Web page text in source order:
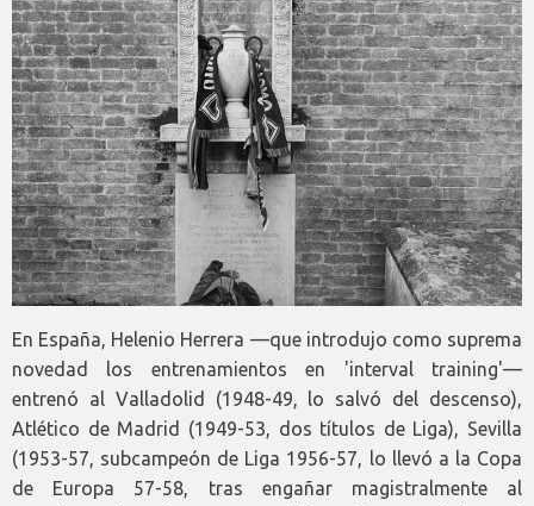
En España, Helenio Herrera —que introdujo como suprema
novedad los entrenamientos en 'interval training'—
entrenó al Valladolid (1948-49, lo salvó del descenso),
Atlético de Madrid (1949-53, dos títulos de Liga), Sevilla
(1953-57, subcampeón de Liga 1956-57, lo llevó a la Copa
de Europa 57-58, tras engañar magistralmente al